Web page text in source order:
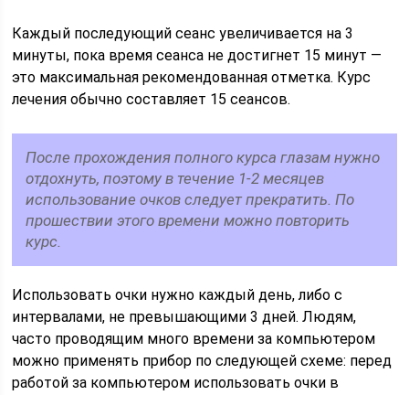
Каждый последующий сеанс увеличивается на 3
минуты, пока время сеанса не достигнет 15 минут —
это максимальная рекомендованная отметка. Курс
лечения обычно составляет 15 сеансов.
После прохождения полного курса глазам нужно
отдохнуть, поэтому в течение 1-2 месяцев
использование очков следует прекратить. По
прошествии этого времени можно повторить
курс.
Использовать очки нужно каждый день, либо с
интервалами, не превышающими 3 дней. Людям,
часто проводящим много времени за компьютером
можно применять прибор по следующей схеме: перед
работой за компьютером использовать очки в